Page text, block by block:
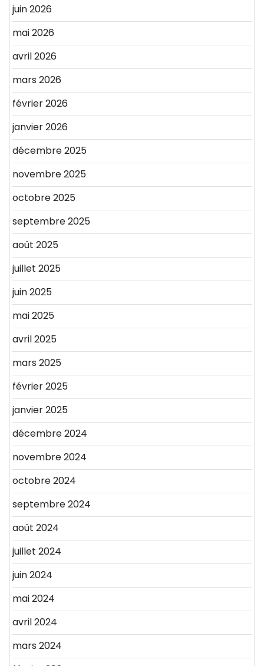
juin 2026
mai 2026
avril 2026
mars 2026
février 2026
janvier 2026
décembre 2025
novembre 2025
octobre 2025
septembre 2025
août 2025
juillet 2025
juin 2025
mai 2025
avril 2025
mars 2025
février 2025
janvier 2025
décembre 2024
novembre 2024
octobre 2024
septembre 2024
août 2024
juillet 2024
juin 2024
mai 2024
avril 2024
mars 2024